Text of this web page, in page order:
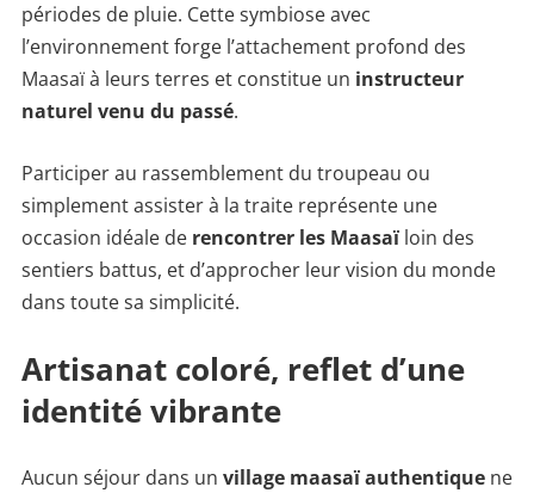
périodes de pluie. Cette symbiose avec
l’environnement forge l’attachement profond des
Maasaï à leurs terres et constitue un instructeur
naturel venu du passé.
Participer au rassemblement du troupeau ou
simplement assister à la traite représente une
occasion idéale de rencontrer les Maasaïloin des
sentiers battus, et d’approcher leur vision du monde
dans toute sa simplicité.
Artisanat coloré, reflet d’une
identité vibrante
Aucun séjour dans un village maasaï authentiquene